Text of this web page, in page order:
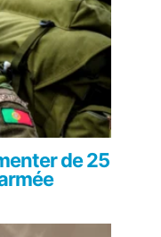
de 25